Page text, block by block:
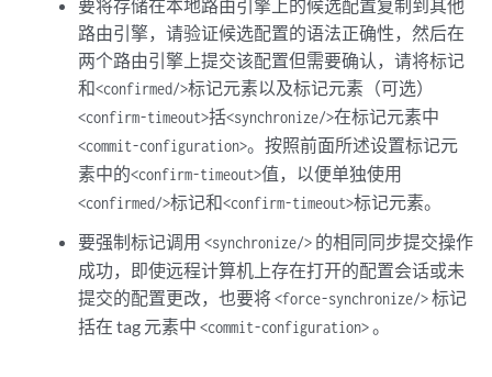
要将存储在本地路由引擎上的候选配置复制到其他
路由引擎，请验证候选配置的语法正确性，然后在
两个路由引擎上提交该配置但需要确认，请将标记
和<confirmed/>标记元素以及标记元素（可选）
<confirm-timeout>括<synchronize/>在标记元素中
<commit-configuration>。按照前面所述设置标记元
素中的<confirm-timeout>值，以便单独使用
<confirmed/>标记和<confirm-timeout>标记元素。
要强制标记调用 <synchronize/>的相同同步提交操作
成功，即使远程计算机上存在打开的配置会话或未
提交的配置更改，也要将<force-synchronize/>标记
括在 tag 元素中 <commit-configuration>。